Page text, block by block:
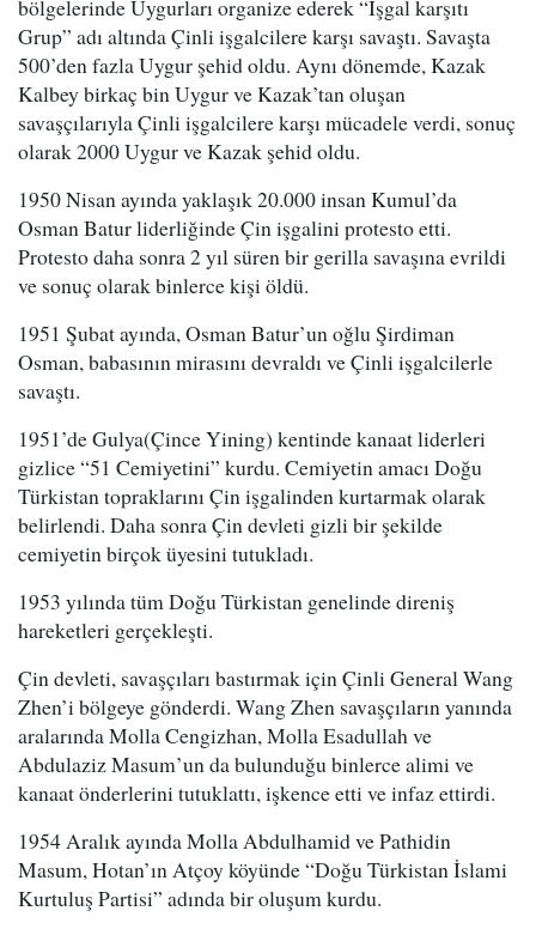
bölgelerinde Uygurları organize ederek “İşgal karşıtı
Grup” adı altında Çinli işgalcilere karşı savaştı. Savaşta
500’den fazla Uygur şehid oldu. Aynı dönemde, Kazak
Kalbey birkaç bin Uygur ve Kazak’tan oluşan
savaşçılarıyla Çinli işgalcilere karşı mücadele verdi, sonuç
olarak 2000 Uygur ve Kazak şehid oldu.
1950 Nisan ayında yaklaşık 20.000 insan Kumul’da
Osman Batur liderliğinde Çin işgalini protesto etti.
Protesto daha sonra 2 yıl süren bir gerilla savaşına evrildi
ve sonuç olarak binlerce kişi öldü.
1951 Şubat ayında, Osman Batur’un oğlu Şirdiman
Osman, babasının mirasını devraldı ve Çinli işgalcilerle
savaştı.
1951’de Gulya(Çince Yining) kentinde kanaat liderleri
gizlice “51 Cemiyetini” kurdu. Cemiyetin amacı Doğu
Türkistan topraklarını Çin işgalinden kurtarmak olarak
belirlendi. Daha sonra Çin devleti gizli bir şekilde
cemiyetin birçok üyesini tutukladı.
1953 yılında tüm Doğu Türkistan genelinde direniş
hareketleri gerçekleşti.
Çin devleti, savaşçıları bastırmak için Çinli General Wang
Zhen’i bölgeye gönderdi. Wang Zhen savaşçıların yanında
aralarında Molla Cengizhan, Molla Esadullah ve
Abdulaziz Masum’un da bulunduğu binlerce alimi ve
kanaat önderlerini tutuklattı, işkence etti ve infaz ettirdi.
1954 Aralık ayında Molla Abdulhamid ve Pathidin
Masum, Hotan’ın Atçoy köyünde “Doğu Türkistan İslami
Kurtuluş Partisi” adında bir oluşum kurdu.